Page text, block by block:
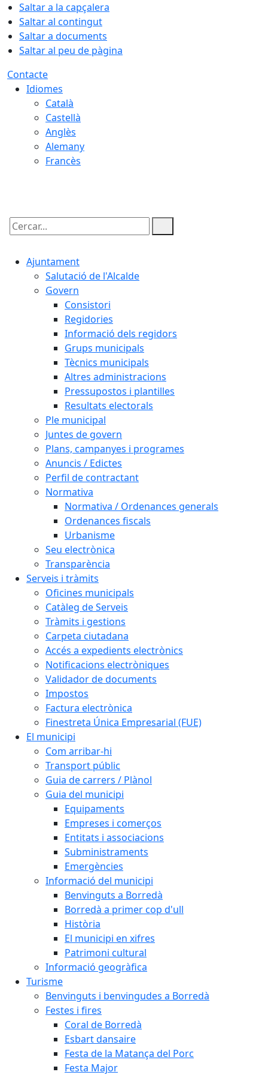
Saltar a la capçalera
Saltar al contingut
Saltar a documents
Saltar al peu de pàgina
Contacte
Idiomes
Català
Castellà
Anglès
Alemany
Francès
Cercar:
Ajuntament
Salutació de l'Alcalde
Govern
Consistori
Regidories
Informació dels regidors
Grups municipals
Tècnics municipals
Altres administracions
Pressupostos i plantilles
Resultats electorals
Ple municipal
Juntes de govern
Plans, campanyes i programes
Anuncis / Edictes
Perfil de contractant
Normativa
Normativa / Ordenances generals
Ordenances fiscals
Urbanisme
Seu electrònica
Transparència
Serveis i tràmits
Oficines municipals
Catàleg de Serveis
Tràmits i gestions
Carpeta ciutadana
Accés a expedients electrònics
Notificacions electròniques
Validador de documents
Impostos
Factura electrònica
Finestreta Única Empresarial (FUE)
El municipi
Com arribar-hi
Transport públic
Guia de carrers / Plànol
Guia del municipi
Equipaments
Empreses i comerços
Entitats i associacions
Subministraments
Emergències
Informació del municipi
Benvinguts a Borredà
Borredà a primer cop d'ull
Història
El municipi en xifres
Patrimoni cultural
Informació geogràfica
Turisme
Benvinguts i benvingudes a Borredà
Festes i fires
Coral de Borredà
Esbart dansaire
Festa de la Matança del Porc
Festa Major